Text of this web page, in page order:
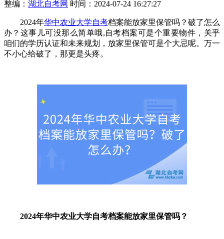
整编： 湖北自考网 时间：2024-07-24 16:27:27
2024年华中农业大学自考档案能放家里保管吗？破了怎么
办？这事儿可没那么简单哦,自考档案可是个重要物件，关乎
咱们的学历认证和未来规划，放家里保管可是个大忌呢。万一
不小心给破了，那更是头疼。
2024年华中农业大学自考档案能放家里保管吗？